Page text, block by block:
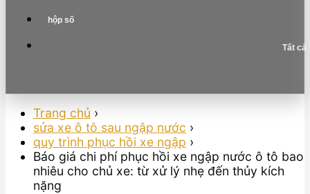
hộp số
Tất cả
Trang chủ ›
sửa xe ô tô sau ngập nước ›
quy trình phục hồi xe ngập ›
Báo giá chi phí phục hồi xe ngập nước ô tô bao
nhiêu cho chủ xe: từ xử lý nhẹ đến thủy kích
nặng